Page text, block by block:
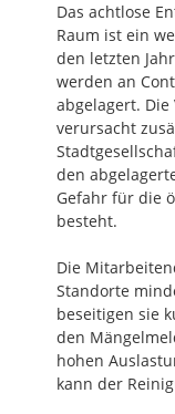
Das achtlose
Raum ist ein
den letzten
werden an
abgelagert.
verursacht
den
Gefahr für die
besteht.
Die
Standorte
beseitigen sie
den
hohen
kann der